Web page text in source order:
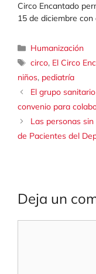
Circo Encantado
15 de diciembre
Categorías
Humanización
Etiquetas
circo, El Circo
niños, pediatría
El grupo
convenio para
Las personas
de Pacientes del
Deja un